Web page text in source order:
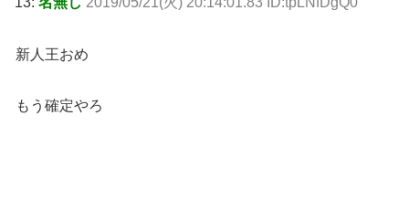
新人王おめ
もう確定やろ